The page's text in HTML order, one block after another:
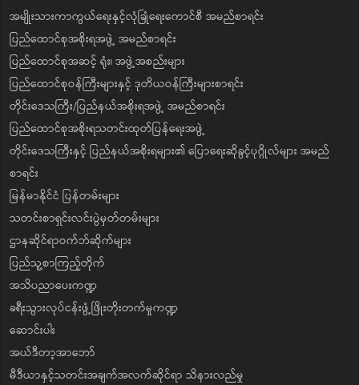
အမျိုးသားကာကွယ်ရေးနှင့်လုံခြုံရေးကောင်စီ အမည်စာရင်း
ပြည်ထောင်စုအစိုးရအဖွဲ့ အမည်စာရင်း
ပြည်ထောင်စုအဆင့် ရုံး၊ အဖွဲ့အစည်းများ
ပြည်ထောင်စုဝန်ကြီးများနှင့် ဒုတိယဝန်ကြီးများစာရင်း
တိုင်းဒေသကြီး/ပြည်နယ်အစိုးရအဖွဲ့ အမည်စာရင်း
ပြည်ထောင်စုအစိုးရသတင်းထုတ်ပြန်ရေးအဖွဲ့
တိုင်းဒေသကြီးနှင့် ပြည်နယ်အစိုးရများ၏ ပြောရေးဆိုခွင့်ပုဂ္ဂိုလ်များ အမည်
စာရင်း
မြန်မာနိုင်ငံ ပြန်တမ်းများ
သတင်းစာရှင်းလင်းပွဲမှတ်တမ်းများ
ဌာနဆိုင်ရာဝက်ဘ်ဆိုက်များ
ပြည်သူ့စာကြည့်တိုက်
အသိပညာပေးကဏ္ဍ
ခရီးသွားလုပ်ငန်းဖွံ့ဖြိုးတိုးတက်မှုကဏ္ဍ
ဆောင်းပါး
အယ်ဒီတာ့အာဘော်
မီဒီယာနှင့်သတင်းအချက်အလက်ဆိုင်ရာ သိနားလည်မှု